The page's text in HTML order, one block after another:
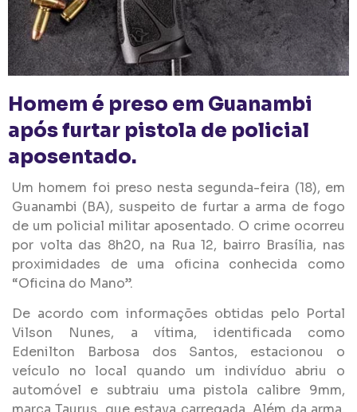
Homem é preso em Guanambi
após furtar pistola de policial
aposentado.
Um homem foi preso nesta segunda-feira (18), em
Guanambi (BA), suspeito de furtar a arma de fogo
de um policial militar aposentado. O crime ocorreu
por volta das 8h20, na Rua 12, bairro Brasília, nas
proximidades de uma oficina conhecida como
“Oficina do Mano”.
De acordo com informações obtidas pelo Portal
Vilson Nunes, a vítima, identificada como
Edenilton Barbosa dos Santos, estacionou o
veículo no local quando um indivíduo abriu o
automóvel e subtraiu uma pistola calibre 9mm,